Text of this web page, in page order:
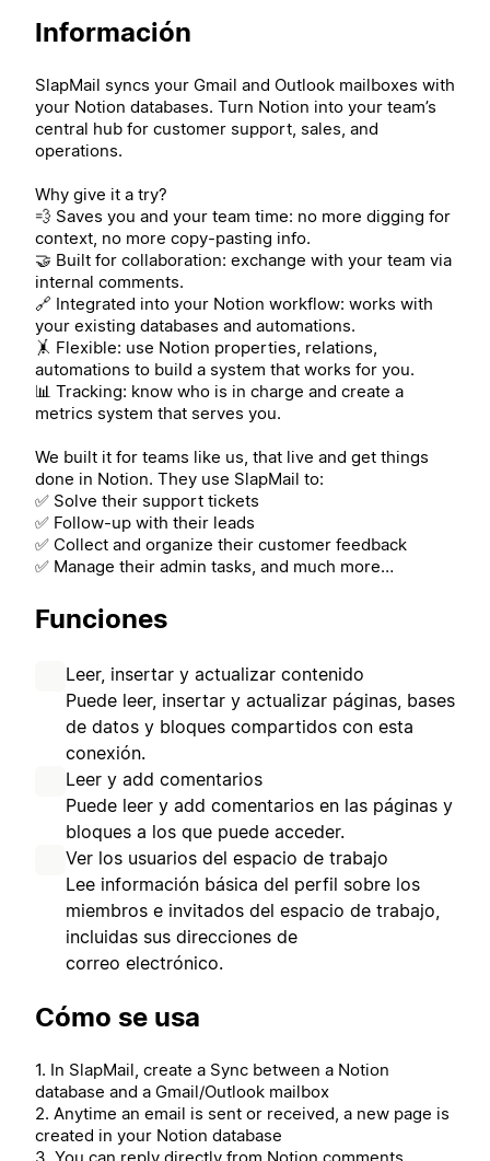
Información
SlapMail syncs your Gmail and Outlook mailboxes with
your Notion databases. Turn Notion into your team’s
central hub for customer support, sales, and
operations.
Why give it a try?
💨 Saves you and your team time: no more digging for
context, no more copy-pasting info.
🤝 Built for collaboration: exchange with your team via
internal comments.
🔗 Integrated into your Notion workflow: works with
your existing databases and automations.
🤸 Flexible: use Notion properties, relations,
automations to build a system that works for you.
📊 Tracking: know who is in charge and create a
metrics system that serves you.
We built it for teams like us, that live and get things
done in Notion. They use SlapMail to:
✅ Solve their support tickets
✅ Follow-up with their leads
✅ Collect and organize their customer feedback
✅ Manage their admin tasks, and much more…
Funciones
Leer, insertar y actualizar contenido
Puede leer, insertar y actualizar páginas, bases
de datos y bloques compartidos con esta
conexión.
Leer y add comentarios
Puede leer y add comentarios en las páginas y
bloques a los que puede acceder.
Ver los usuarios del espacio de trabajo
Lee información básica del perfil sobre los
miembros e invitados del espacio de trabajo,
incluidas sus direcciones de
correo electrónico.
Cómo se usa
1. In SlapMail, create a Sync between a Notion
database and a Gmail/Outlook mailbox
2. Anytime an email is sent or received, a new page is
created in your Notion database
3. You can reply directly from Notion comments